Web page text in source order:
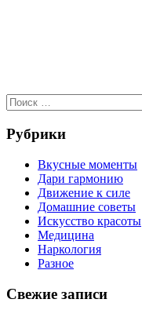
Рубрики
Вкусные моменты
Дари гармонию
Движение к силе
Домашние советы
Искусство красоты
Медицина
Наркология
Разное
Свежие записи